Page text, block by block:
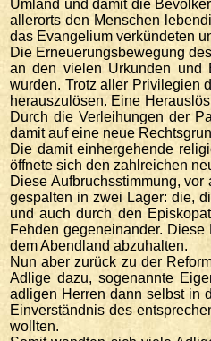
Umland und damit die
allerorts den Menschen
das Evangelium verkündeten
Die Erneuerungsbewegung
an den vielen Urkunden und
wurden. Trotz aller Privilegien
herauszulösen. Eine
Durch die Verleihungen der
damit auf eine neue
Die damit einhergehende
öffnete sich den zahlreichen
Diese Aufbruchsstimmung,
gespalten in zwei Lager: die,
und auch durch den
Fehden gegeneinander.
dem Abendland abzuhalten.
Nun aber zurück zu der
Adlige dazu, sogenannte
adligen Herren dann selbst in
Einverständnis des
wollten.